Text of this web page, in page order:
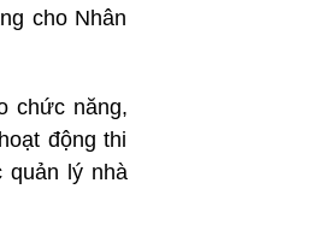
cho Nhân
chức năng,
động thi
quản lý nhà